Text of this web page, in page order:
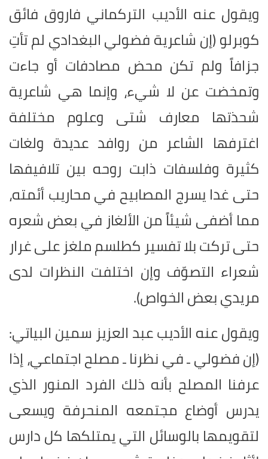
ويقول عنه الأديب التركماني فاروق فائق
كوبرلو (إن شاعرية فضولي البغدادي لم تأتِ
جزافاً ولم تكن محض مصادفات أو جاءت
وتمخضت عن لا شيء، وإنما هي شاعرية
شحذتها معارف شتى وعلوم مختلفة
اغترفها الشاعر من روافد عديدة ولغات
كثيرة وفلسفات ذابت روحه بين تلافيفها
حتى غدا يسرج المصابيح في محاريب أئمته،
مما أضفى شيئاً من الألغاز في بعض شعره
حتى تركت بلا تفسير كطلسم ملغز على غرار
شعراء التصوّف وإن اختلفت النظرات لدى
مريدي بعض الخواص).
ويقول عنه الأديب عبد العزيز سمين البياتي:
(إن فضولي ـ في نظرنا ـ مصلح اجتماعي، إذا
عرفنا المصلح بأنه ذلك الفرد المنور الذي
يدرس أوضاع مجتمعه المنحرفة ويسعى
لتقويمها بالوسائل التي يمتلكها كل دارس